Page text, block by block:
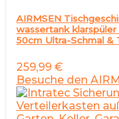
AIRMSEN
wassertank
50cm Ultra-Schmal &
259,99 €
Besuche den